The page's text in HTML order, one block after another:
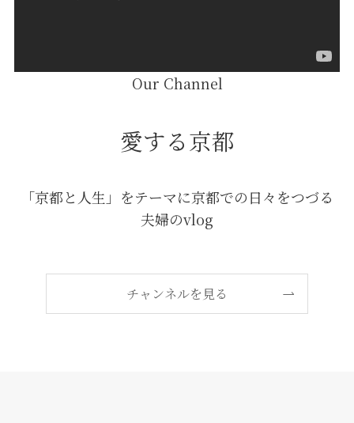
Our Channel
愛する京都
「京都と人生」をテーマに京都での日々をつづる
夫婦のvlog
チャンネルを見る